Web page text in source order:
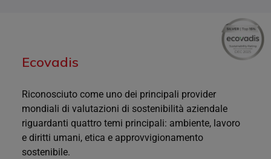
Ecovadis
Riconosciuto come uno dei principali provider
mondiali di valutazioni di sostenibilità aziendale
riguardanti quattro temi principali: ambiente, lavoro
e diritti umani, etica e approvvigionamento
sostenibile.